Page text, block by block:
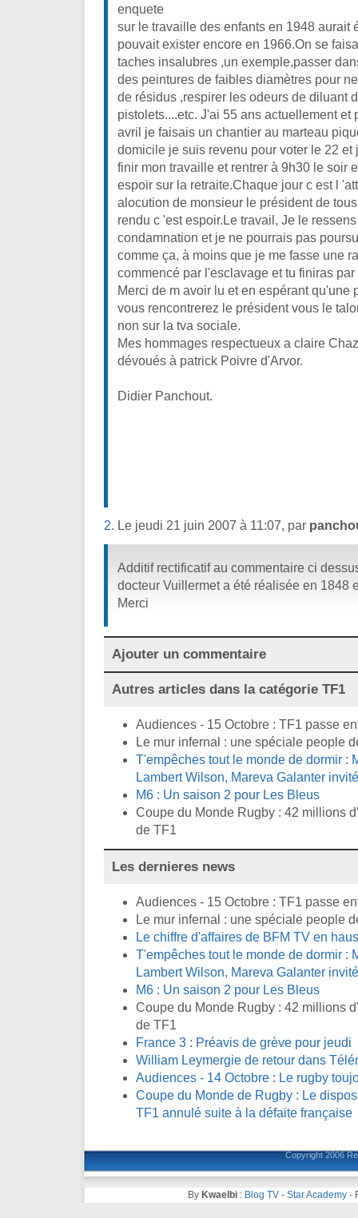
enquete
sur le travaille des enfants en 1948 aurait
pouvait exister encore en 1966.On se
taches insalubres ,un exemple,passer
des peintures de faibles diamètres pour
de résidus ,respirer les odeurs de diluant
pistolets....etc. J'ai 55 ans actuellement et
avril je faisais un chantier au marteau
domicile je suis revenu pour voter le 22 et
finir mon travaille et rentrer à 9h30 le soir
espoir sur la retraite.Chaque jour c est l
alocution de monsieur le président de
rendu c 'est espoir.Le travail, Je le
condamnation et je ne pourrais pas
comme ça, à moins que je me fasse une
commencé par l'esclavage et tu finiras
Merci de m avoir lu et en espérant qu'une
vous rencontrerez le président vous le
non sur la tva sociale.
Mes hommages respectueux a claire
dévoués à patrick Poivre d'Arvor.
Didier Panchout.
2. Le jeudi 21 juin 2007 à 11:07, par
Additif rectificatif au commentaire ci
docteur Vuillermet a été réalisée en 1848
Merci
Ajouter un commentaire
Autres articles dans la catégorie TF1
Audiences - 15 Octobre : TF1 passe
Le mur infernal : une spéciale people
T'empêches tout le monde de dormir :
Lambert Wilson, Mareva Galanter
M6 : Un saison 2 pour Les Bleus
Coupe du Monde Rugby : 42 millions
de TF1
Les dernieres news
Audiences - 15 Octobre : TF1 passe
Le mur infernal : une spéciale people
Le chiffre d'affaires de BFM TV en
T'empêches tout le monde de dormir :
Lambert Wilson, Mareva Galanter
M6 : Un saison 2 pour Les Bleus
Coupe du Monde Rugby : 42 millions
de TF1
France 3 : Préavis de grève pour jeudi
William Leymergie de retour dans
Audiences - 14 Octobre : Le rugby
Coupe du Monde de Rugby : Le
TF1 annulé suite à la défaite française
Copyright 2006
By Kwaelbi: Blog TV- Star Academy-